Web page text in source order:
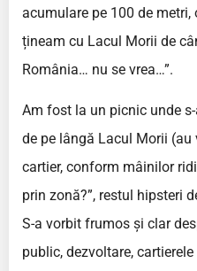
acumulare pe 100 de metri,
țineam cu Lacul Morii de
România… nu se vrea…”.
Am fost la un picnic unde
de pe lângă Lacul Morii (au
cartier, conform mâinilor
prin zonă?”, restul hipsteri
S-a vorbit frumos și clar
public, dezvoltare,